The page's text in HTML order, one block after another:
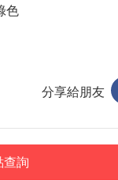
色
分享給朋友
查詢